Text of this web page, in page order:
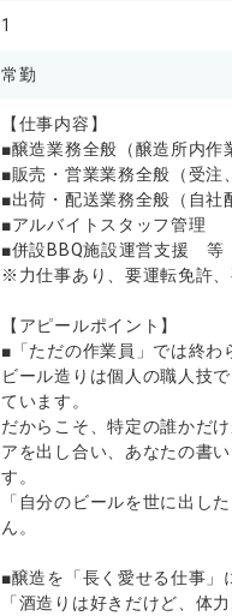
1
常勤
【仕事内容】
■醸造業務全般（醸造所内
■販売・営業業務全般（受
■出荷・配送業務全般（自
■アルバイトスタッフ管理
■併設BBQ施設運営支援 等
※力仕事あり、要運転免許
【アピールポイント】
■「ただの作業員」では終わ
ビール造りは個人の職人技
ています。
だからこそ、特定の誰かだ
アを出し合い、あなたの書
す。
「自分のビールを世に出し
ん。
■醸造を「長く愛せる仕事」
「酒造りは好きだけど、体